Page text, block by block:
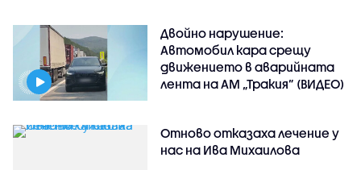
Двойно нарушение:
Автомобил кара срещу
движението в аварийната
лента на АМ „Тракия” (ВИДЕО)
Отново отказаха лечение у
нас на Ива Михаилова